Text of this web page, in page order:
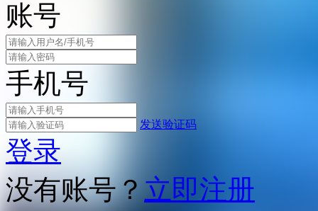
账号
手机号
发送验证码
登录
没有账号？ 立即注册